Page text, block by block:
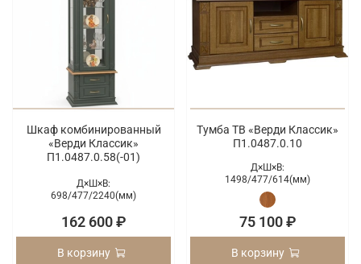
Шкаф комбинированный
«Верди Классик»
П1.0487.0.58(-01)
Д×Ш×В:
698/477/2240(мм)
162 600 ₽
В корзину
Тумба ТВ «Верди Классик»
П1.0487.0.10
Д×Ш×В:
1498/477/614(мм)
75 100 ₽
В корзину